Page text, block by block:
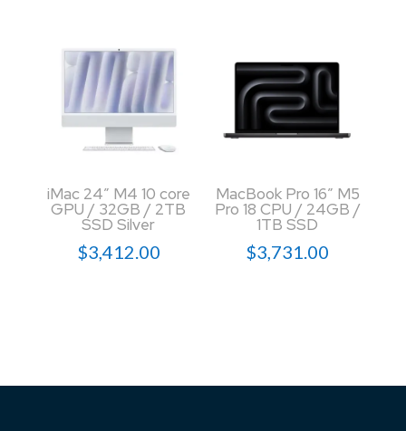
iMac 24″ M4 10 core
GPU / 32GB / 2TB
SSD Silver
$3,412.00
MacBook Pro 16″ M5
Pro 18 CPU / 24GB /
1TB SSD
$3,731.00